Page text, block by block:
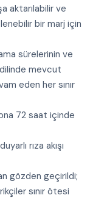
aktarılabilir ve
bir marj için
sürelerinin ve
mevcut
eden her sınır
72 saat içinde
rıza akışı
gözden geçirildi;
sınır ötesi